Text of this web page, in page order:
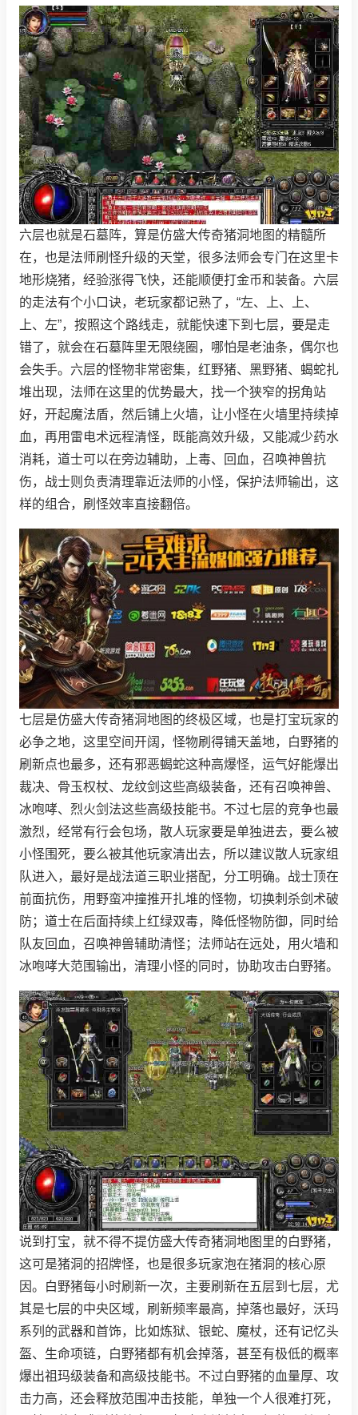
六层也就是石墓阵，算是仿盛大传奇猪洞地图的精髓所
在，也是法师刷怪升级的天堂，很多法师会专门在这里卡
地形烧猪，经验涨得飞快，还能顺便打金币和装备。六层
的走法有个小口诀，老玩家都记熟了，“左、上、上、
上、左”，按照这个路线走，就能快速下到七层，要是走
错了，就会在石墓阵里无限绕圈，哪怕是老油条，偶尔也
会失手。六层的怪物非常密集，红野猪、黑野猪、蝎蛇扎
堆出现，法师在这里的优势最大，找一个狭窄的拐角站
好，开起魔法盾，然后铺上火墙，让小怪在火墙里持续掉
血，再用雷电术远程清怪，既能高效升级，又能减少药水
消耗，道士可以在旁边辅助，上毒、回血，召唤神兽抗
伤，战士则负责清理靠近法师的小怪，保护法师输出，这
样的组合，刷怪效率直接翻倍。
七层是仿盛大传奇猪洞地图的终极区域，也是打宝玩家的
必争之地，这里空间开阔，怪物刷得铺天盖地，白野猪的
刷新点也最多，还有邪恶蝎蛇这种高爆怪，运气好能爆出
裁决、骨玉权杖、龙纹剑这些高级装备，还有召唤神兽、
冰咆哮、烈火剑法这些高级技能书。不过七层的竞争也最
激烈，经常有行会包场，散人玩家要是单独进去，要么被
小怪围死，要么被其他玩家清出去，所以建议散人玩家组
队进入，最好是战法道三职业搭配，分工明确。战士顶在
前面抗伤，用野蛮冲撞推开扎堆的怪物，切换刺杀剑术破
防；道士在后面持续上红绿双毒，降低怪物防御，同时给
队友回血，召唤神兽辅助清怪；法师站在远处，用火墙和
冰咆哮大范围输出，清理小怪的同时，协助攻击白野猪。
说到打宝，就不得不提仿盛大传奇猪洞地图里的白野猪，
这可是猪洞的招牌怪，也是很多玩家泡在猪洞的核心原
因。白野猪每小时刷新一次，主要刷新在五层到七层，尤
其是七层的中央区域，刷新频率最高，掉落也最好，沃玛
系列的武器和首饰，比如炼狱、银蛇、魔杖，还有记忆头
盔、生命项链，白野猪都有机会掉落，甚至有极低的概率
爆出祖玛级装备和高级技能书。不过白野猪的血量厚、攻
击力高，还会释放范围冲击技能，单独一个人很难打死，